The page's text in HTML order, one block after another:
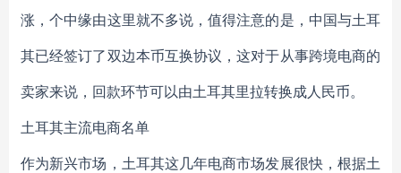
涨，个中缘由这里就不多说，值得注意的是，中国与土耳
其已经签订了双边本币互换协议，这对于从事跨境电商的
卖家来说，回款环节可以由土耳其里拉转换成人民币。
土耳其主流电商名单
作为新兴市场，土耳其这几年电商市场发展很快，根据土